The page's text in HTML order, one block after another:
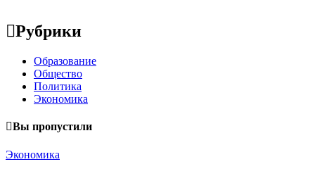
Рубрики
Образование
Общество
Политика
Экономика
Вы пропустили
Экономика